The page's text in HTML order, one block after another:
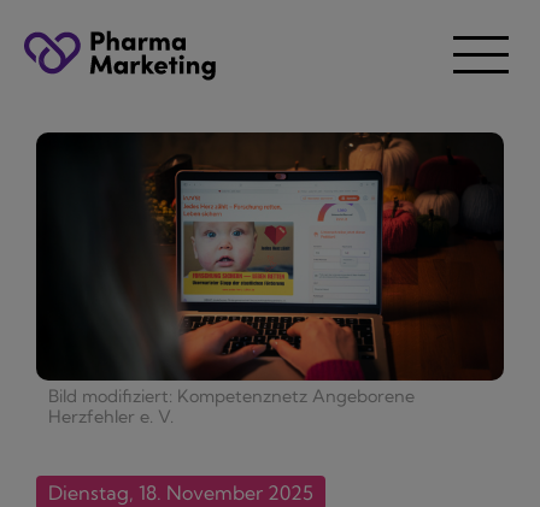
Bild modifiziert: Kompetenznetz Angeborene
Herzfehler e. V.
Dienstag, 18. November 2025